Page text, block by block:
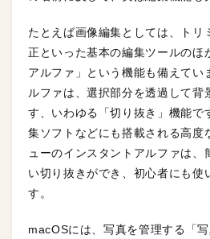
たとえば画像編集としては、トリ
正といった基本の編集ツールのほ
アルファ」という機能も備えてい
ルファは、選択部分を透過して背
す、いわゆる「切り抜き」機能で
集ソフトなどにも搭載される高度
ューのインスタントアルファは、
い切り抜きができ、初心者にも使
す。
macOSには、写真を管理する「